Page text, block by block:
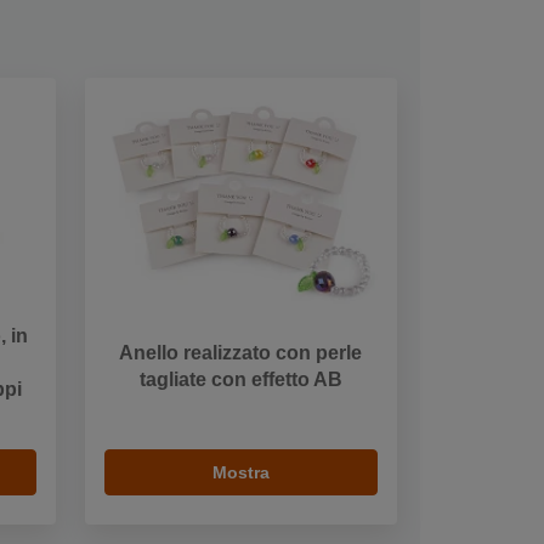
in
Anello realizzato con perle
tagliate con effetto AB
Mostra